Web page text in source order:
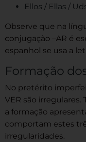
Ellos / Ellas /
Observe que na
conjugação –AR é
espanhol se usa a
Formação
No pretérito
VER são
a formação
comportam estes
irregularidades.